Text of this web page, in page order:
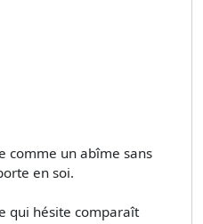
comme un abîme sans
en soi.
qui hésite comparaît